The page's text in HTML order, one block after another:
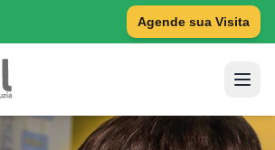
Agende sua Visita